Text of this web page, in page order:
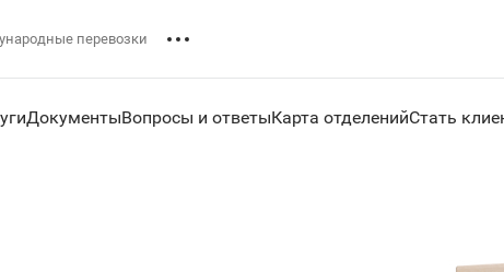
перевозки
ДокументыВопросы и ответыКарта отделенийСтать